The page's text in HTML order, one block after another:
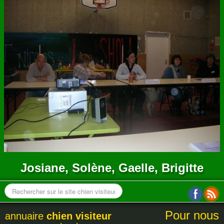
CONTACT
Josiane, Solène, Gaelle, Brigitte
annuaire chien visiteur
Pour nous